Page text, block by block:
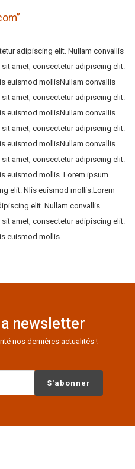
adipiscing elit. Nullam convallis
amet, consectetur adipiscing elit.
euismod mollisNullam convallis
amet, consectetur adipiscing elit.
euismod mollisNullam convallis
amet, consectetur adipiscing elit.
euismod mollisNullam convallis
amet, consectetur adipiscing elit.
euismod mollis. Lorem ipsum
elit. Nlis euismod mollis.Lorem
elit. Nullam convallis
amet, consectetur adipiscing elit.
euismod mollis.
newsletter
nos dernières actualités !